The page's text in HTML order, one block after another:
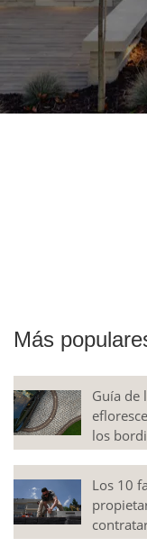
Más
Guía de
los
Los 10